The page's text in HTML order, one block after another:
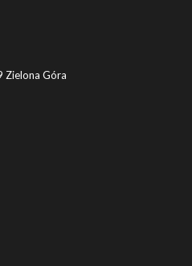
Zielona Góra